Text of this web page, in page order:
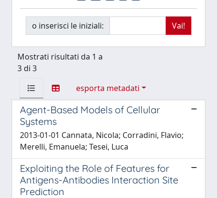
o inserisci le iniziali:
Mostrati risultati da 1 a
3 di 3
esporta metadati
Agent-Based Models of Cellular
Systems
2013-01-01 Cannata, Nicola; Corradini, Flavio;
Merelli, Emanuela; Tesei, Luca
Exploiting the Role of Features for
Antigens-Antibodies Interaction Site
Prediction